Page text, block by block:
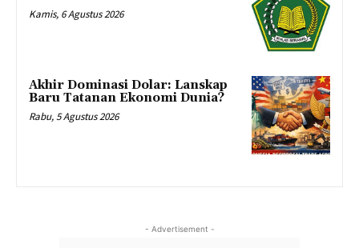
Kamis, 6 Agustus 2026
Akhir Dominasi Dolar: Lanskap
Baru Tatanan Ekonomi Dunia?
Rabu, 5 Agustus 2026
- Advertisement -